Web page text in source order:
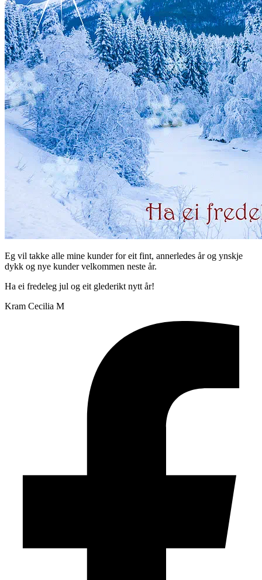
Eg vil takke alle mine kunder for eit fint, annerledes år og ynskje
dykk og nye kunder velkommen neste år.
Ha ei fredeleg jul og eit glederikt nytt år!
Kram Cecilia M